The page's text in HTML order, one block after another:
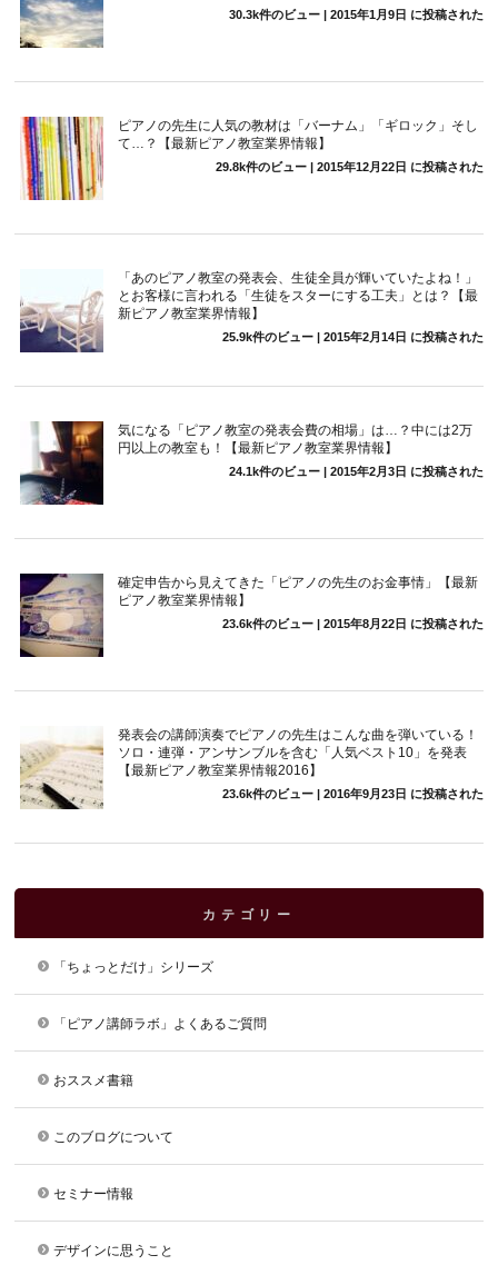
30.3k件のビュー| 2015年1月9日 に投稿された
ピアノの先生に人気の教材は「バーナム」「ギロック」そし
て…？【最新ピアノ教室業界情報】
29.8k件のビュー| 2015年12月22日 に投稿された
「あのピアノ教室の発表会、生徒全員が輝いていたよね！」
とお客様に言われる「生徒をスターにする工夫」とは？【最
新ピアノ教室業界情報】
25.9k件のビュー| 2015年2月14日 に投稿された
気になる「ピアノ教室の発表会費の相場」は…？中には2万
円以上の教室も！【最新ピアノ教室業界情報】
24.1k件のビュー| 2015年2月3日 に投稿された
確定申告から見えてきた「ピアノの先生のお金事情」【最新
ピアノ教室業界情報】
23.6k件のビュー| 2015年8月22日 に投稿された
発表会の講師演奏でピアノの先生はこんな曲を弾いている！
ソロ・連弾・アンサンブルを含む「人気ベスト10」を発表
【最新ピアノ教室業界情報2016】
23.6k件のビュー| 2016年9月23日 に投稿された
カテゴリー
「ちょっとだけ」シリーズ
「ピアノ講師ラボ」よくあるご質問
おススメ書籍
このブログについて
セミナー情報
デザインに思うこと